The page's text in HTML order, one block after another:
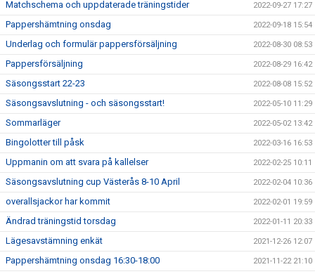
Matchschema och uppdaterade träningstider 2022-09-27 17:27
Pappershämtning onsdag 2022-09-18 15:54
Underlag och formulär pappersförsäljning 2022-08-30 08:53
Pappersförsäljning 2022-08-29 16:42
Säsongsstart 22-23 2022-08-08 15:52
Säsongsavslutning - och säsongsstart! 2022-05-10 11:29
Sommarläger 2022-05-02 13:42
Bingolotter till påsk 2022-03-16 16:53
Uppmanin om att svara på kallelser 2022-02-25 10:11
Säsongsavslutning cup Västerås 8-10 April 2022-02-04 10:36
overallsjackor har kommit 2022-02-01 19:59
Ändrad träningstid torsdag 2022-01-11 20:33
Lägesavstämning enkät 2021-12-26 12:07
Pappershämtning onsdag 16:30-18:00 2021-11-22 21:10